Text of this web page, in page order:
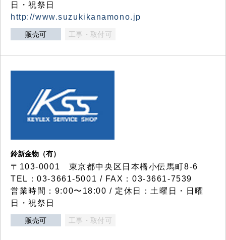
日・祝祭日
http://www.suzukikanamono.jp
販売可 工事・取付可
鈴新金物（有）
〒103-0001 東京都中央区日本橋小伝馬町8-6
TEL：03-3661-5001 / FAX：03-3661-7539
営業時間：9:00〜18:00 / 定休日：土曜日・日曜
日・祝祭日
販売可 工事・取付可